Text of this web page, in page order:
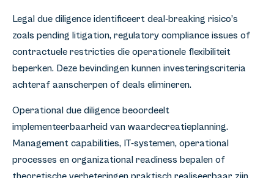
Legal due diligence identificeert deal-breaking risico’s
zoals pending litigation, regulatory compliance issues of
contractuele restricties die operationele flexibiliteit
beperken. Deze bevindingen kunnen investeringscriteria
achteraf aanscherpen of deals elimineren.
Operational due diligence beoordeelt
implementeerbaarheid van waardecreatieplanning.
Management capabilities, IT-systemen, operational
processes en organizational readiness bepalen of